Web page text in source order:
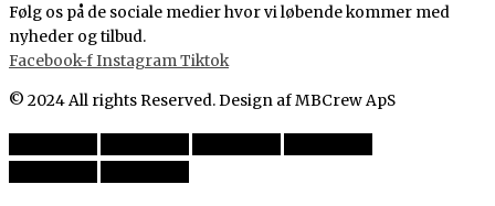
Følg os på de sociale medier hvor vi løbende kommer med
nyheder og tilbud.
Facebook-fInstagramTiktok
© 2024 All rights Reserved. Design af MBCrew ApS